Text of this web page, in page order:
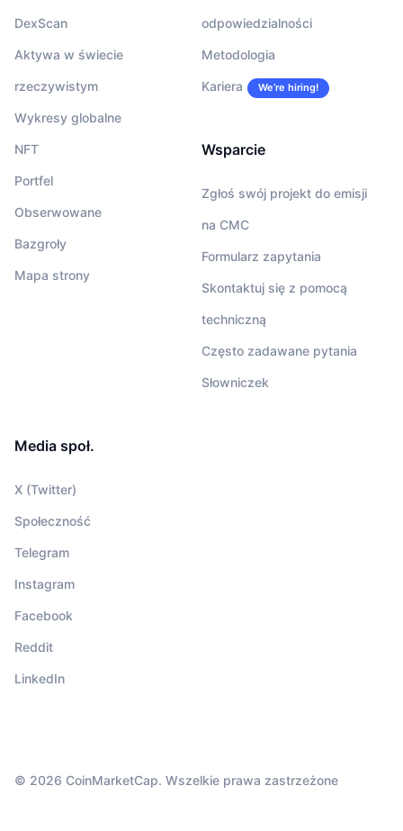
DexScan
Aktywa w świecie
rzeczywistym
Wykresy globalne
NFT
Portfel
Obserwowane
Bazgroły
Mapa strony
odpowiedzialności
Metodologia
Kariera We’re hiring!
Wsparcie
Zgłoś swój projekt do emisji
na CMC
Formularz zapytania
Skontaktuj się z pomocą
techniczną
Często zadawane pytania
Słowniczek
Media społ.
X (Twitter)
Społeczność
Telegram
Instagram
Facebook
Reddit
LinkedIn
© 2026 CoinMarketCap. Wszelkie prawa zastrzeżone